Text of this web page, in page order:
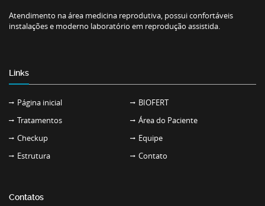
Atendimento na área medicina reprodutiva, possui confortáveis
instalações e moderno laboratório em reprodução assistida.
Links
Página inicial
BIOFERT
Tratamentos
Área do Paciente
Checkup
Equipe
Estrutura
Contato
Contatos